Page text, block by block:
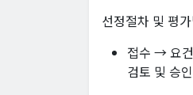
선정절차 및 평
접수 → 요
검토 및 승